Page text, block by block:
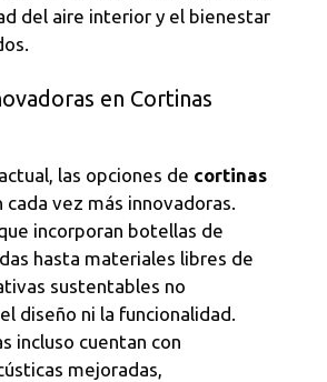
del aire interior y el bienestar
en Cortinas
las opciones de cortinas
cada vez más innovadoras.
incorporan botellas de
hasta materiales libres de
sustentables no
diseño ni la funcionalidad.
incluso cuentan con
mejoradas,